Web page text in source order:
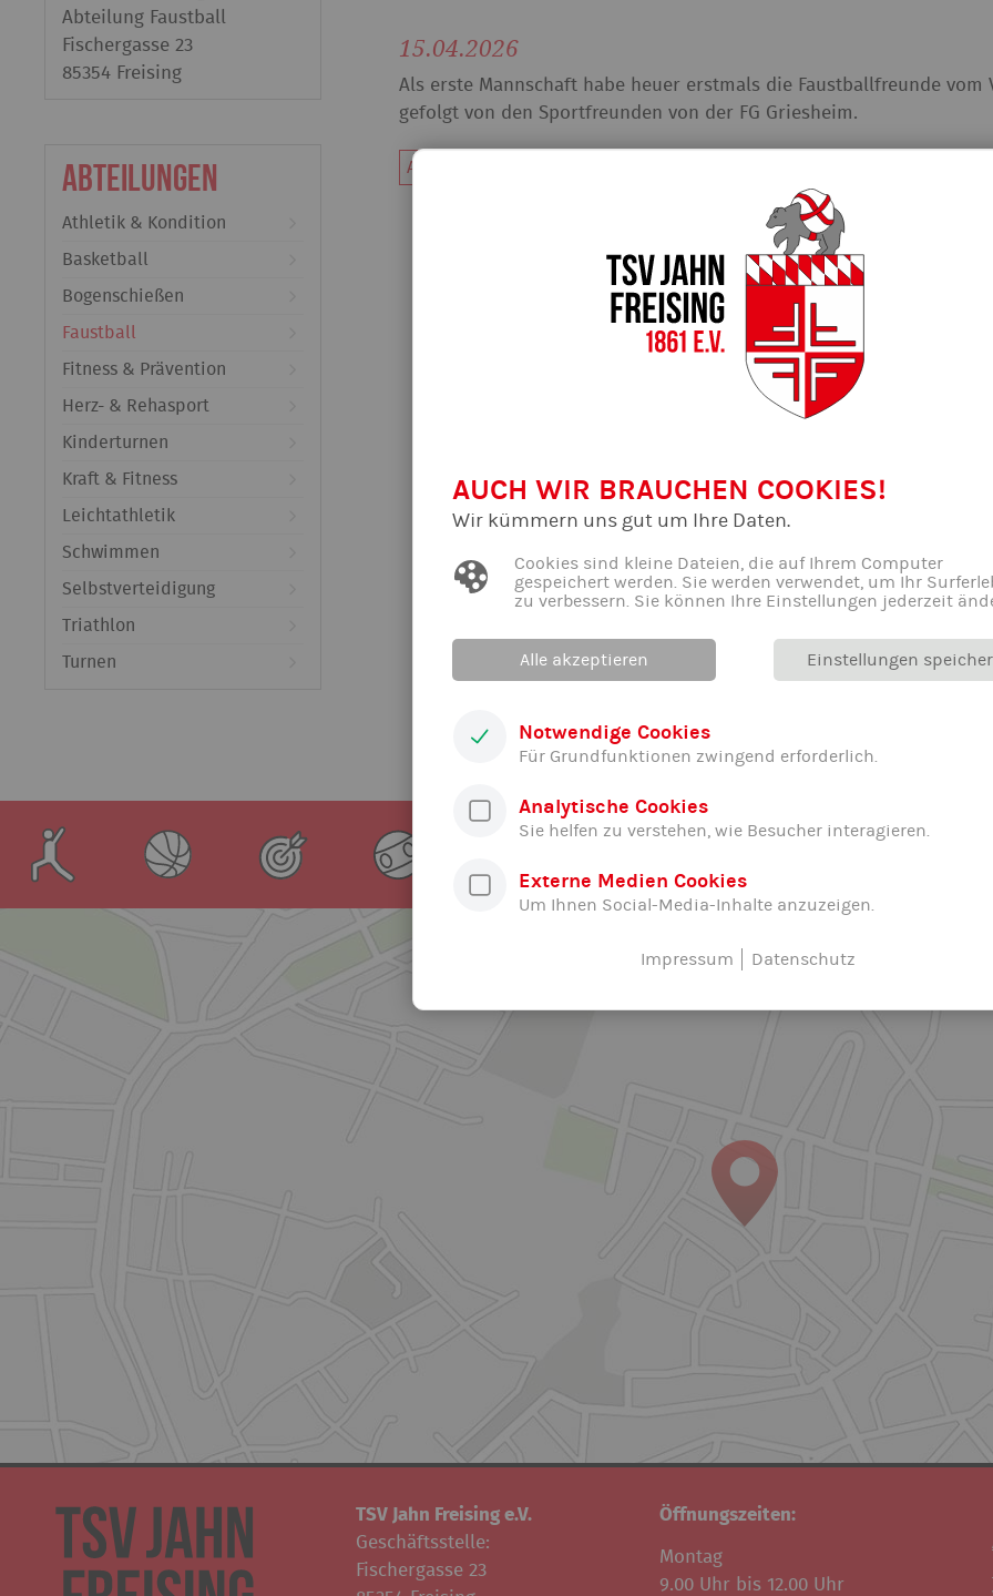
Abteilung Faustball
Fischergasse 23
85354 Freising
Abteilungen
Athletik & Kondition
Basketball
Bogenschießen
Faustball
Fitness & Prävention
Herz- & Rehasport
Kinderturnen
Kraft & Fitness
Leichtathletik
Schwimmen
Selbstverteidigung
Triathlon
Turnen
15.04.2026
Als erste Mannschaft habe heuer erstmals die Faustballfreunde
gefolgt von den Sportfreunden von der FG Griesheim.
Alle News der Abteilung ...
TSV Jahn Freising e.V.
Geschäftsstelle:
Fischergasse 23
Öffnungszeiten:
Montag
9.00 Uhr bis 12.00 Uhr
AUCH WIR BRAUCHEN COOKIES!
Wir kümmern uns gut um Ihre Daten.
Cookies sind kleine Dateien, die auf Ihrem Computer
gespeichert werden. Sie werden verwendet, um Ihr
zu verbessern. Sie können Ihre Einstellungen jederzeit
Alle akzeptieren Einstellungen
Notwendige Cookies
Für Grundfunktionen zwingend erforderlich.
Analytische Cookies
Sie helfen zu verstehen, wie Besucher interagieren.
Externe Medien Cookies
Um Ihnen Social-Media-Inhalte anzuzeigen.
Impressum Datenschutz